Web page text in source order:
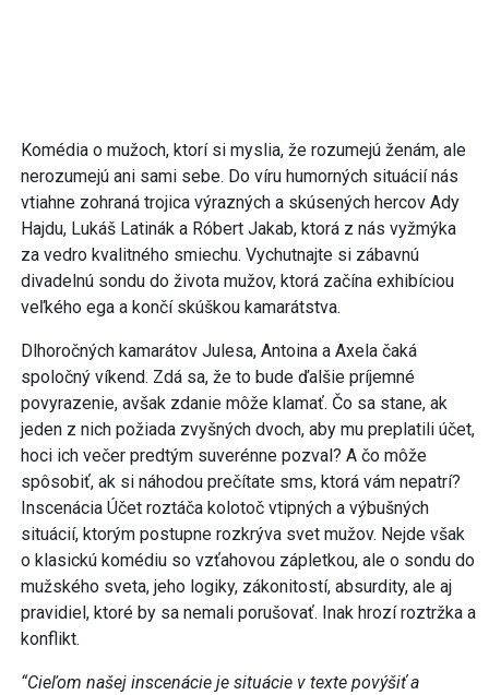
Komédia o mužoch, ktorí si myslia, že rozumejú ženám, ale
nerozumejú ani sami sebe. Do víru humorných situácií nás
vtiahne zohraná trojica výrazných a skúsených hercov Ady
Hajdu, Lukáš Latinák a Róbert Jakab, ktorá z nás vyžmýka
za vedro kvalitného smiechu. Vychutnajte si zábavnú
divadelnú sondu do života mužov, ktorá začína exhibíciou
veľkého ega a končí skúškou kamarátstva.
Dlhoročných kamarátov Julesa, Antoina a Axela čaká
spoločný víkend. Zdá sa, že to bude ďalšie príjemné
povyrazenie, avšak zdanie môže klamať. Čo sa stane, ak
jeden z nich požiada zvyšných dvoch, aby mu preplatili účet,
hoci ich večer predtým suverénne pozval? A čo môže
spôsobiť, ak si náhodou prečítate sms, ktorá vám nepatrí?
Inscenácia Účet roztáča kolotoč vtipných a výbušných
situácií, ktorým postupne rozkrýva svet mužov. Nejde však
o klasickú komédiu so vzťahovou zápletkou, ale o sondu do
mužského sveta, jeho logiky, zákonitostí, absurdity, ale aj
pravidiel, ktoré by sa nemali porušovať. Inak hrozí roztržka a
konflikt.
“Cieľom našej inscenácie je situácie v texte povýšiť a